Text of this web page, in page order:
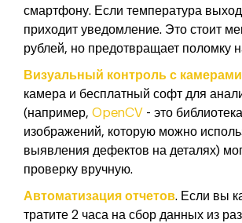
смартфону. Если температура
приходит уведомление. Это стоит
рублей, но предотвращает поломку
Визуальный контроль с камерами
камера и бесплатный софт для
(например, OpenCV - это
изображений, которую можно
выявления дефектов на деталях)
проверку вручную.
Автоматизация отчетов . Если вы
тратите 2 часа на сбор данных из